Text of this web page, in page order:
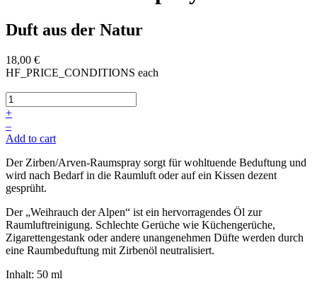
Duft aus der Natur
18,00 €
HF_PRICE_CONDITIONS each
+
–
Add to cart
Der Zirben/Arven-Raumspray sorgt für wohltuende Beduftung und
wird nach Bedarf in die Raumluft oder auf ein Kissen dezent
gesprüht.
Der „Weihrauch der Alpen“ ist ein hervorragendes Öl zur
Raumluftreinigung. Schlechte Gerüche wie Küchengerüche,
Zigarettengestank oder andere unangenehmen Düfte werden durch
eine Raumbeduftung mit Zirbenöl neutralisiert.
Inhalt: 50 ml